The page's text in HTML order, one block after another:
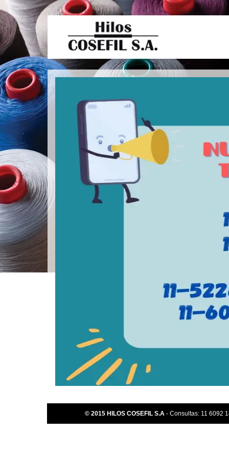
© 2015 HILOS COSEFIL S.A- Consultas: 11 6092